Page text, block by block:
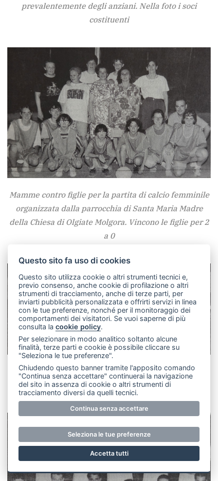
prevalentemente degli anziani. Nella foto i soci
costituenti
Mamme contro figlie per la partita di calcio femminile
organizzata dalla parrocchia di Santa Maria Madre
della Chiesa di Olgiate Molgora. Vincono le figlie per 2
a 0
A Calco torneo di calcetto per l’inaugurazione del
campo voluto da don Marino Rossi
Questo sito fa uso di cookies
Questo sito utilizza cookie o altri strumenti tecnici e,
previo consenso, anche cookie di profilazione o altri
strumenti di tracciamento, anche di terze parti, per
inviarti pubblicità personalizzata e offrirti servizi in linea
con le tue preferenze, nonché per il monitoraggio dei
comportamenti dei visitatori. Se vuoi saperne di più
consulta lacookie policy.
Per selezionare in modo analitico soltanto alcune
finalità, terze parti e cookie è possibile cliccare su
"Seleziona le tue preferenze".
Chiudendo questo banner tramite l'apposito comando
"Continua senza accettare" continuerai la navigazione
del sito in assenza di cookie o altri strumenti di
tracciamento diversi da quelli tecnici.
Continua senza accettare
Seleziona le tue preferenze
Accetta tutti